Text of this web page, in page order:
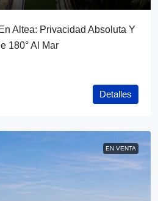
Altea: Privacidad Absoluta Y
180° Al Mar
Detalles
EN VENTA